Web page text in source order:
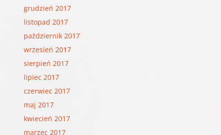
grudzień 2017
listopad 2017
październik 2017
wrzesień 2017
sierpień 2017
lipiec 2017
czerwiec 2017
maj 2017
kwiecień 2017
marzec 2017